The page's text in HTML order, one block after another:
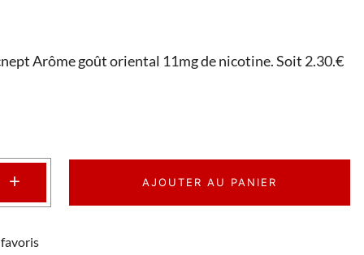
Arôme goût oriental 11mg de nicotine. Soit 2.30.€
+ AJOUTER AU PANIER